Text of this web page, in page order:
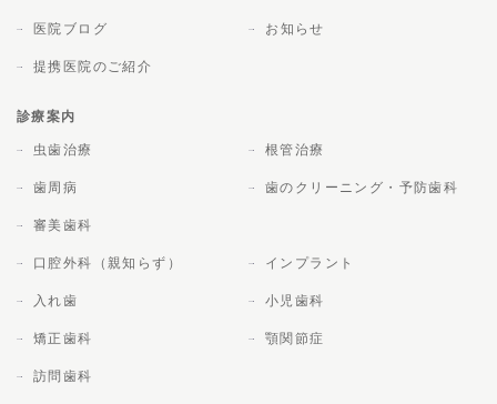
医院ブログ お知らせ
提携医院のご紹介
診療案内
虫歯治療 根管治療
歯周病 歯のクリーニング・予防歯科
審美歯科
口腔外科（親知らず） インプラント
入れ歯 小児歯科
矯正歯科 顎関節症
訪問歯科